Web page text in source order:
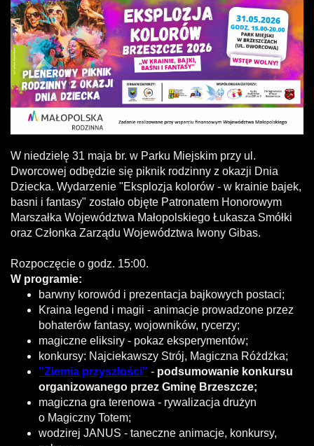
W niedzielę 31 maja br. w Parku Miejskim przy ul.
Dworcowej odbędzie się piknik rodzinny z okazji Dnia
Dziecka. Wydarzenie "Eksplozja kolorów - w krainie bajek,
basni i fantasy" zostało objęte Patronatem Honorowym
Marszałka Województwa Małopolskiego Łukasza Smółki
oraz Członka Zarządu Województwa Iwony Gibas.
Rozpoczęcie o godz. 15:00.
W programie:
barwny korowód i prezentacja bajkowych postaci;
Kraina legend i magii - animacje prowadzone przez
bohaterów fantasy, wojowników, rycerzy;
magiczne eliksiry - pokaz eksperymentów;
konkursy: Najciekawszy Strój, Magiczna Różdżka;
"Ziemia przyszłości" - podsumowanie konkursu
organizowanego przez Gminę Brzeszcze;
magiczna gra terenowa - rywalizacja drużyn
o Magiczny Totem;
wodzirej JANUS - taneczne animacje, konkursy,